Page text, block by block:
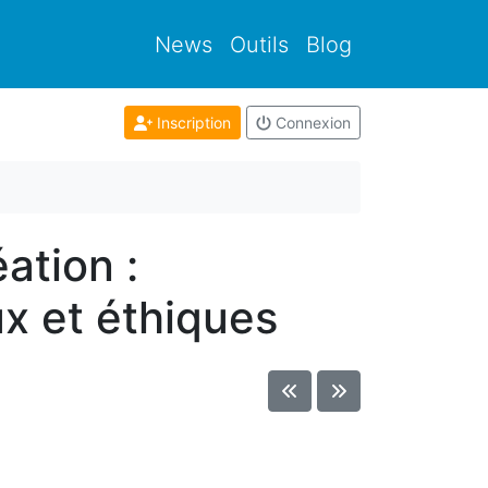
News Outils Blog
Inscription Connexion
:
et éthiques